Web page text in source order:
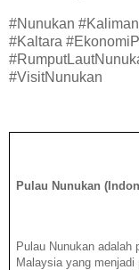
#Nunukan
#Kaltara
#VisitNunukan
Pulau Nunukan
Pulau Nunukan adalah
Malaysia yang